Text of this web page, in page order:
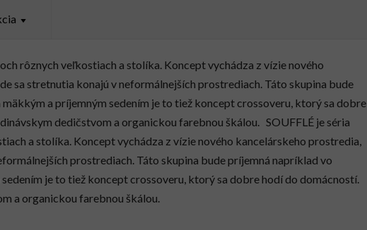
rôznych veľkostiach a stolíka. Koncept vychádza z vízie nového
sa stretnutia konajú v neformálnejších prostrediach. Táto skupina bude
a príjemným sedením je to tiež koncept crossoveru, ktorý sa dobre
dedičstvom a organickou farebnou škálou. SOUFFLÉ je séria
a stolíka. Koncept vychádza z vízie nového kancelárskeho prostredia,
prostrediach. Táto skupina bude príjemná napríklad vo
je to tiež koncept crossoveru, ktorý sa dobre hodí do domácností.
a organickou farebnou škálou.